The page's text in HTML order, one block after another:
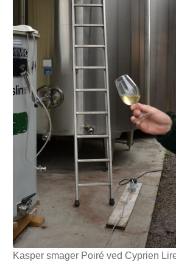
Kasper smager Poiré ved Cyprien